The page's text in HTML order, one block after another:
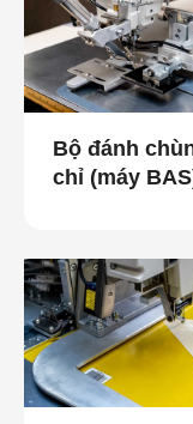
Bộ đánh
chỉ (máy